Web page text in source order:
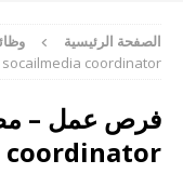
الصفحة الرئيسية
socailmedia coordinator
coordinator